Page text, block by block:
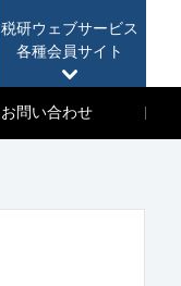
税研ウェブサービス
各種会員サイト
お問い合わせ